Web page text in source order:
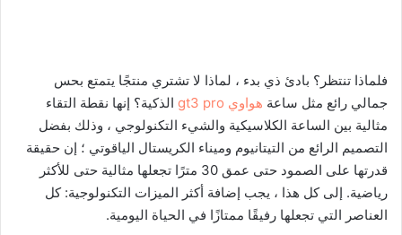
فلماذا تنتظر؟ بادئ ذي بدء ، لماذا لا تشتري منتجًا يتمتع بحس
جمالي رائع مثل ساعة هواوي gt3 pro
الذكية؟ إنها نقطة التقاء
مثالية بين الساعة الكلاسيكية والشيء التكنولوجي ، وذلك بفضل
التصميم الرائع من التيتانيوم وميناء الكريستال الياقوتي ؛ إن حقيقة
قدرتها على الصمود حتى عمق 30 مترًا تجعلها مثالية حتى للأكثر
رياضية. إلى كل هذا ، يجب إضافة أكثر الميزات التكنولوجية: كل
العناصر التي تجعلها رفيقًا ممتازًا في الحياة اليومية.